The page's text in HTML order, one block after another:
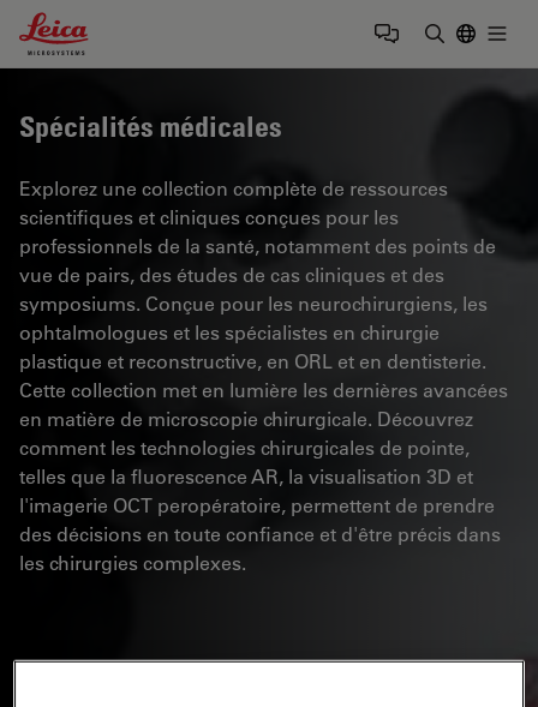
Leica Microsystems Logo
Spécialités médicales
Explorez une collection complète de ressources
scientifiques et cliniques conçues pour les
professionnels de la santé, notamment des points de
vue de pairs, des études de cas cliniques et des
symposiums. Conçue pour les neurochirurgiens, les
ophtalmologues et les spécialistes en chirurgie
plastique et reconstructive, en ORL et en dentisterie.
Cette collection met en lumière les dernières avancées
en matière de microscopie chirurgicale. Découvrez
comment les technologies chirurgicales de pointe,
telles que la fluorescence AR, la visualisation 3D et
l'imagerie OCT peropératoire, permettent de prendre
des décisions en toute confiance et d'être précis dans
les chirurgies complexes.